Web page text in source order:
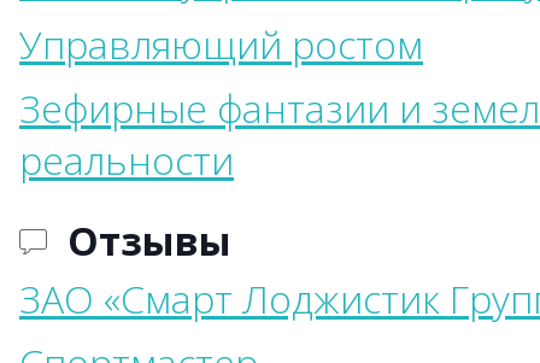
Управляющий ростом
Зефирные фантазии и
реальности
Отзывы
ЗАО «Смарт Лоджистик